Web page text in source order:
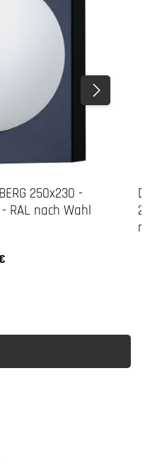
250x230 -
RAL nach Wahl